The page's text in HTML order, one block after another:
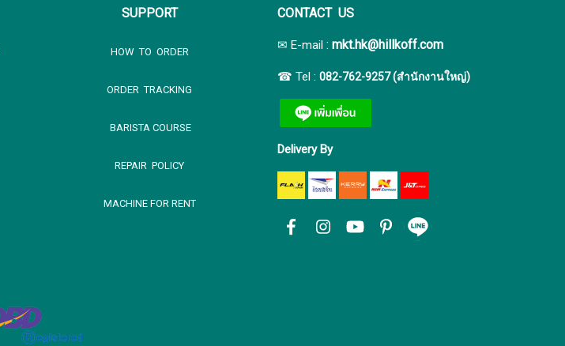
SUPPORT
HOW TO ORDER
ORDER TRACKING
BARISTA COURSE
REPAIR POLICY
MACHINE FOR RENT
CONTACT US
✉ E-mail : mkt.hk@hillkoff.com
☎ Tel : 082-762-9257 (สำนักงานใหญ่)
Delivery By